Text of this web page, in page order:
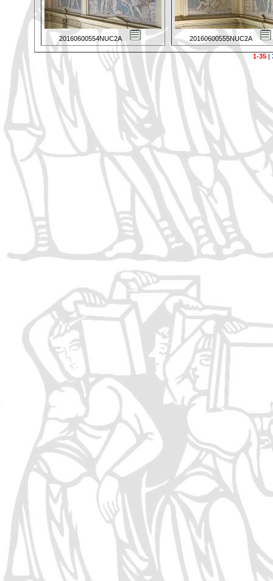
20160600554NUC2A 20160600555NUC2A
1-35|